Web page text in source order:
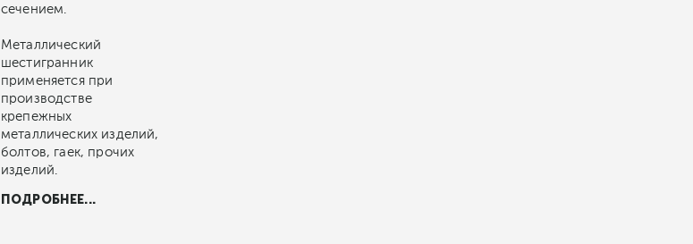
сечением.
Металлический
шестигранник
применяется при
производстве
крепежных
металлических изделий,
болтов, гаек, прочих
изделий.
ПОДРОБНЕЕ...